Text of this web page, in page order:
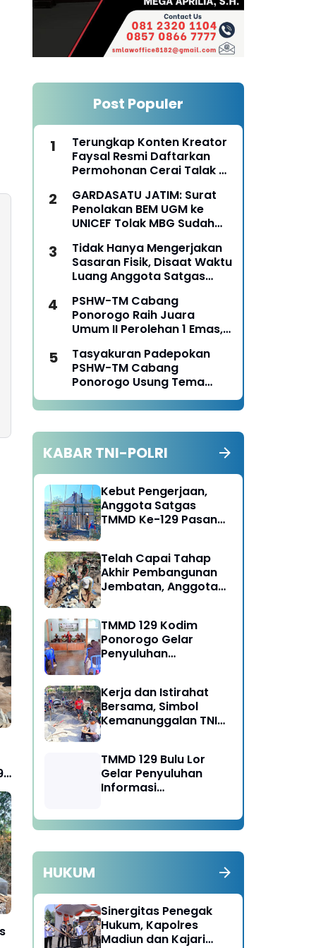
Post Populer
Terungkap Konten Kreator
Faysal Resmi Daftarkan
Permohonan Cerai Talak Di
Ponorogo
GARDASATU JATIM: Surat
Penolakan BEM UGM ke
UNICEF Tolak MBG Sudah
Tidak Hanya Mengerjakan
Sasaran Fisik, Disaat Waktu
Luang Anggota Satgas
Tangan Bantu Warga
Panen Jagung
PSHW-TM Cabang
Ponorogo Raih Juara
Umum II Perolehan 1 Emas,
pada Kejurkab IPSI
Ponorogo Tahun 2026
Tasyakuran Padepokan
PSHW-TM Cabang
Ponorogo Usung Tema
Bersatu dalam
Persaudaraan, Berkarya
Tanggungjawab
KABAR TNI-POLRI
Kebut Pengerjaan,
Anggota Satgas
TMMD Ke-129 Pasang
RTLH
Telah Capai Tahap
Akhir Pembangunan
Jembatan, Anggota
Jalan
TMMD 129 Kodim
Ponorogo Gelar
Penyuluhan
Kerja dan Istirahat
Bersama, Simbol
Kemanunggalan TNI
TMMD 129 Bulu Lor
Gelar Penyuluhan
Informasi
Fasilitas NIB SERGAPP
HUKUM
Sinergitas Penegak
Hukum, Kapolres
Madiun dan Kajari